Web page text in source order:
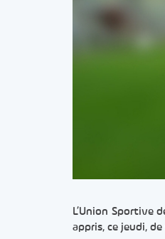
L’Union Sportive
appris, ce jeudi,